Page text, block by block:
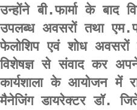
उन्होंने बी.फार्मा के बाद
उपलब्ध अवसरों तथा
फेलोशिप एवं शोध अवसरों की
विशेषज्ञ से संवाद कर
कार्यशाला के आयोजन में
मैनेजिंग डायरेक्टर डॉ.